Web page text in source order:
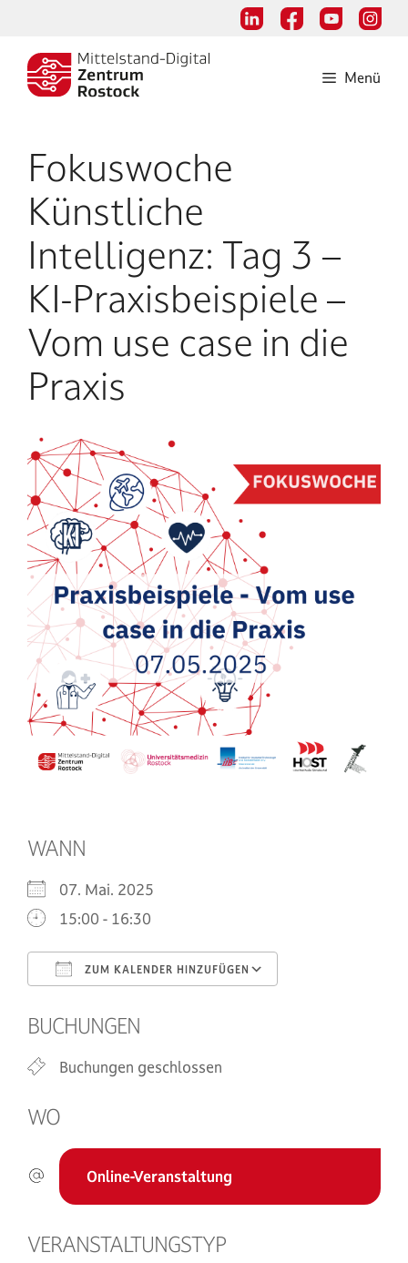
springen
Menü
Fokuswoche
Künstliche
Intelligenz: Tag 3 –
KI-Praxisbeispiele –
Vom use case in die
Praxis
WANN
07. Mai. 2025
15:00 - 16:30
ZUM KALENDER HINZUFÜGEN
BUCHUNGEN
Buchungen geschlossen
WO
Online-Veranstaltung
VERANSTALTUNGSTYP